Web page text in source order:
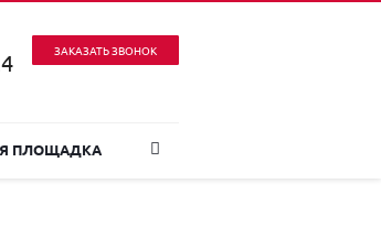
ЗАКАЗАТЬ ЗВОНОК
ПЛОЩАДКА